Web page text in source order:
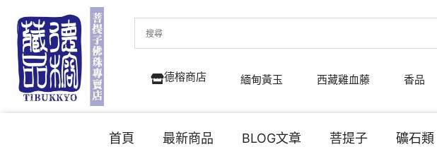
德榕商店 緬甸黃玉 西藏雞血藤 香品
首頁 最新商品 BLOG文章 菩提子 礦石類